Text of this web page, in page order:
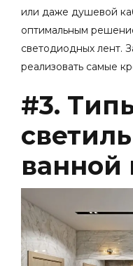
или даже душевой
оптимальным
светодиодных лент.
реализовать самые
#3.
ванной